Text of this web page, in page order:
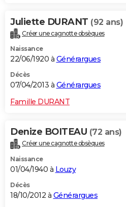
Juliette DURANT (92 ans)
Créer une cagnotte obsèques
Naissance
22/06/1920 à Générargues
Décès
07/04/2013 à Générargues
Famille DURANT
Denize BOITEAU (72 ans)
Créer une cagnotte obsèques
Naissance
01/04/1940 à Louzy
Décès
18/10/2012 à Générargues